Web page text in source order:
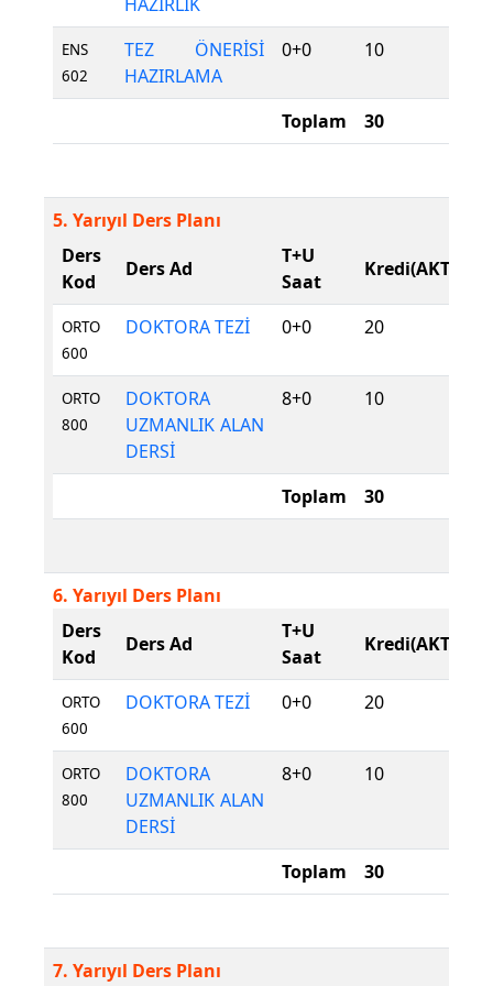
ENS
602
TEZ ÖNERİSİ
HAZIRLAMA
0+0 10
Toplam 30
5. Yarıyıl Ders Planı
Ders
Kod
Ders Ad
T+U
Saat
Kredi(AKTS)
ORTO
600
DOKTORA TEZİ 0+0 20
ORTO
800
DOKTORA
UZMANLIK ALAN
DERSİ
8+0 10
Toplam 30
6. Yarıyıl Ders Planı
Ders
Kod
Ders Ad
T+U
Saat
Kredi(AKTS)
ORTO
600
DOKTORA TEZİ 0+0 20
ORTO
800
DOKTORA
UZMANLIK ALAN
DERSİ
8+0 10
Toplam 30
7. Yarıyıl Ders Planı